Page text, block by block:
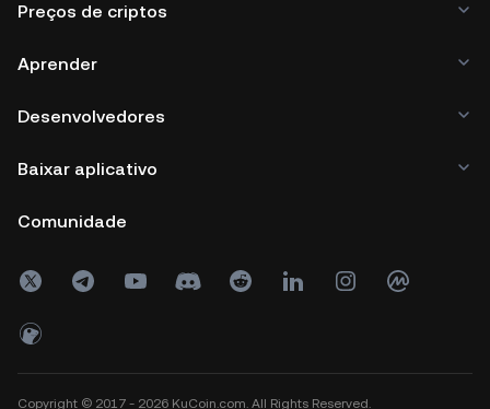
Preços de criptos
Aprender
Desenvolvedores
Baixar aplicativo
Comunidade
Copyright © 2017 - 2026 KuCoin.com. All Rights Reserved.